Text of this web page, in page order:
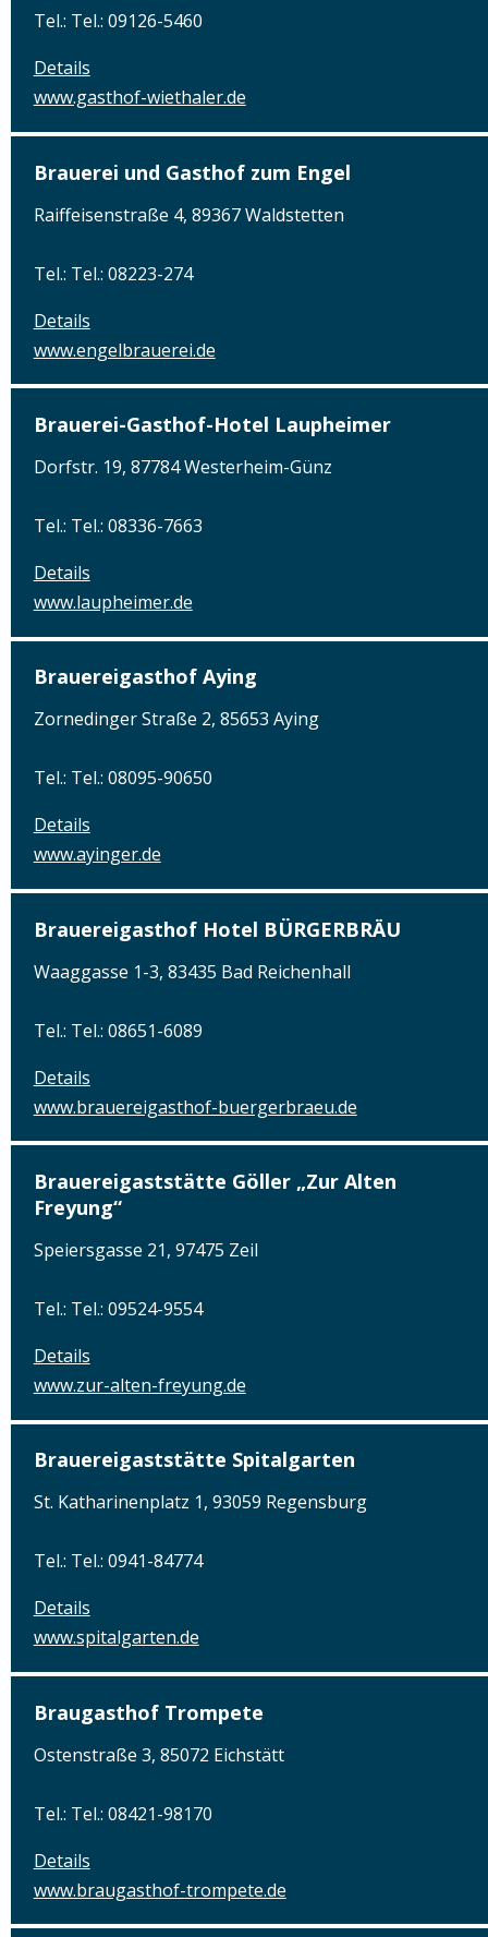
Tel.: Tel.: 09126-5460
Details
www.gasthof-wiethaler.de
Brauerei und Gasthof zum Engel
Raiffeisenstraße 4, 89367 Waldstetten
Tel.: Tel.: 08223-274
Details
www.engelbrauerei.de
Brauerei-Gasthof-Hotel Laupheimer
Dorfstr. 19, 87784 Westerheim-Günz
Tel.: Tel.: 08336-7663
Details
www.laupheimer.de
Brauereigasthof Aying
Zornedinger Straße 2, 85653 Aying
Tel.: Tel.: 08095-90650
Details
www.ayinger.de
Brauereigasthof Hotel BÜRGERBRÄU
Waaggasse 1-3, 83435 Bad Reichenhall
Tel.: Tel.: 08651-6089
Details
www.brauereigasthof-buergerbraeu.de
Brauereigaststätte Göller „Zur Alten
Freyung“
Speiersgasse 21, 97475 Zeil
Tel.: Tel.: 09524-9554
Details
www.zur-alten-freyung.de
Brauereigaststätte Spitalgarten
St. Katharinenplatz 1, 93059 Regensburg
Tel.: Tel.: 0941-84774
Details
www.spitalgarten.de
Braugasthof Trompete
Ostenstraße 3, 85072 Eichstätt
Tel.: Tel.: 08421-98170
Details
www.braugasthof-trompete.de